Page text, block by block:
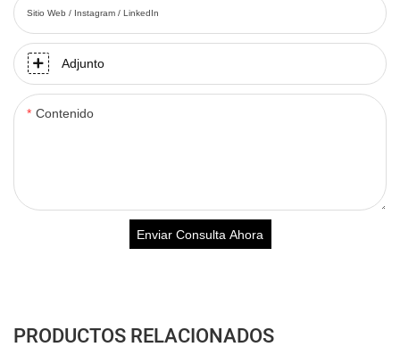
Sitio Web / Instagram / LinkedIn
Adjunto
Contenido
Enviar Consulta Ahora
PRODUCTOS RELACIONADOS